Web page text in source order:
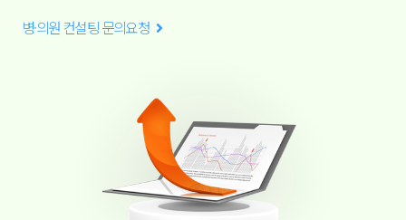
병·의원 컨설팅 문의요청